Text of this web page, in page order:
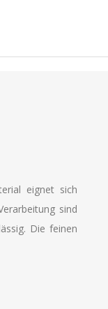
eignet sich
sind
Die feinen